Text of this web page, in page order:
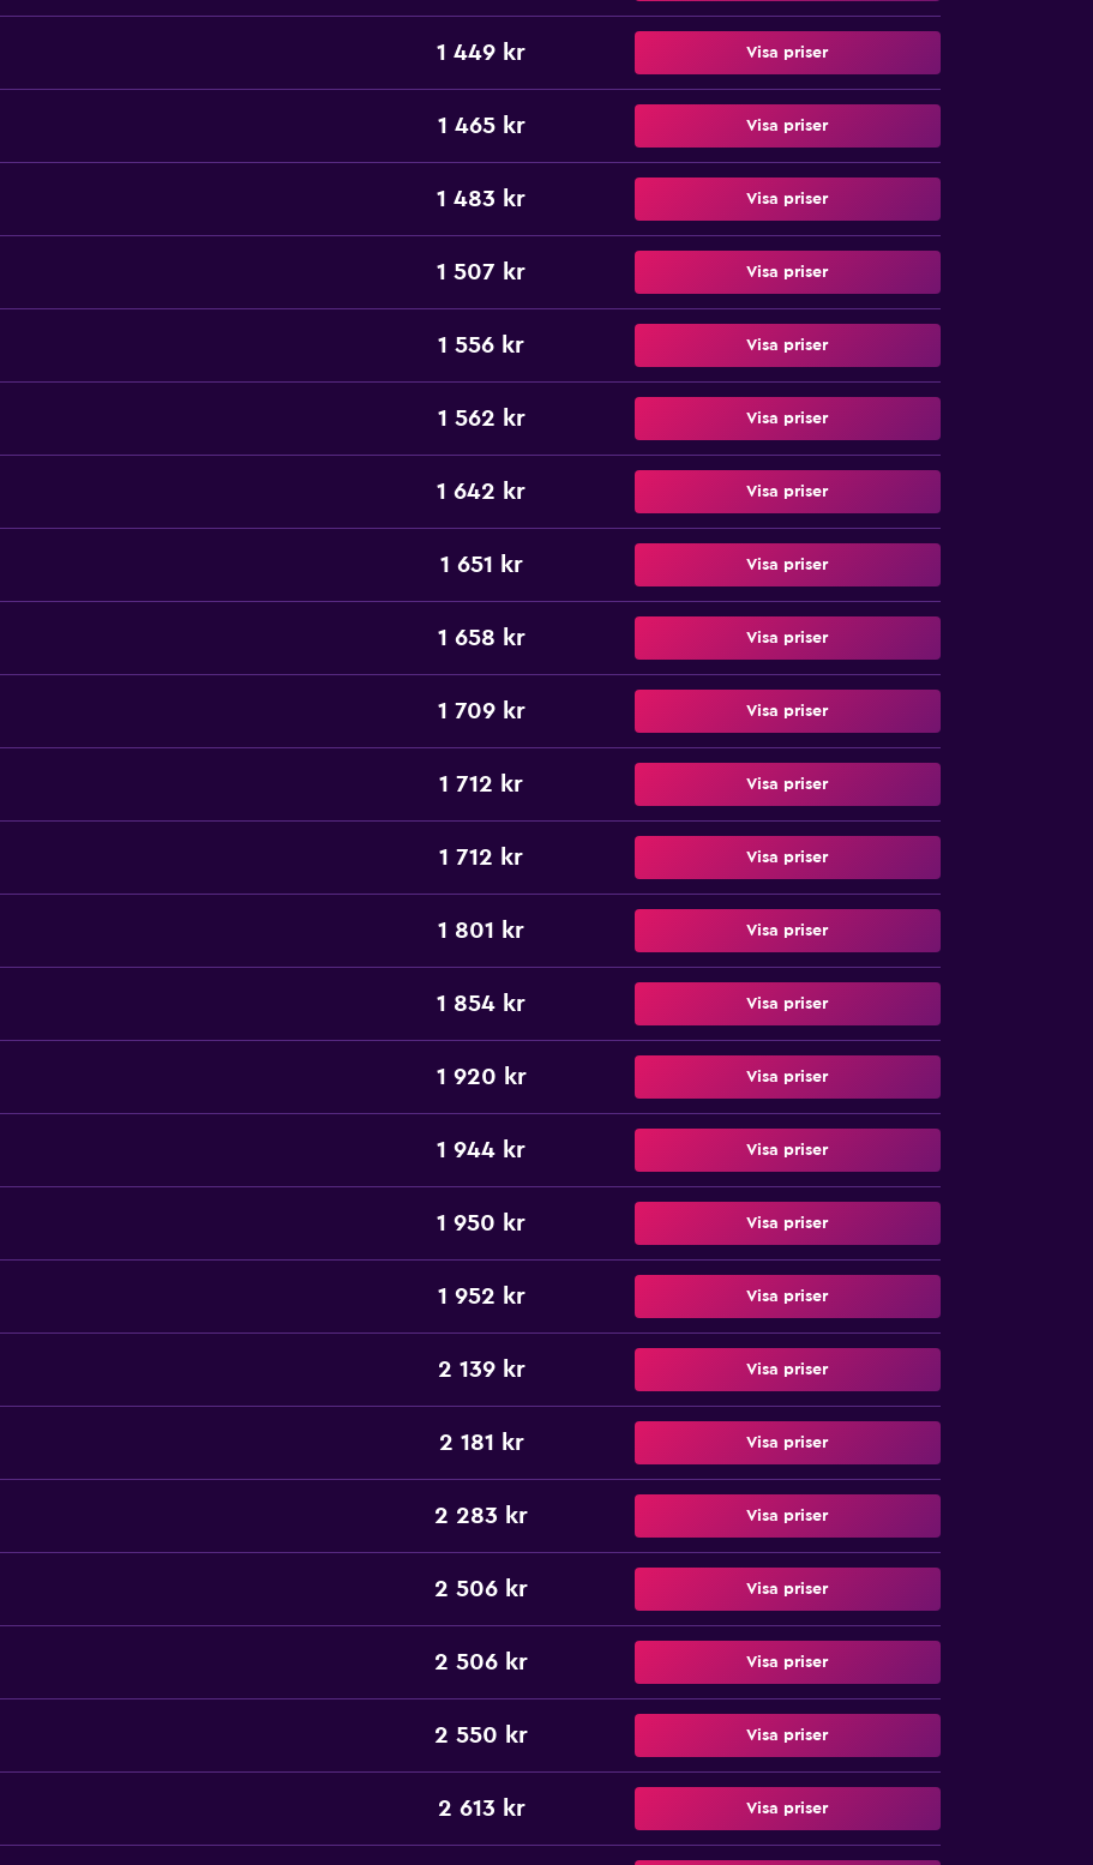
1 449 kr Visa priser
1 465 kr Visa priser
1 483 kr Visa priser
1 507 kr Visa priser
1 556 kr Visa priser
1 562 kr Visa priser
1 642 kr Visa priser
1 651 kr Visa priser
1 658 kr Visa priser
1 709 kr Visa priser
1 712 kr Visa priser
1 712 kr Visa priser
1 801 kr Visa priser
1 854 kr Visa priser
1 920 kr Visa priser
1 944 kr Visa priser
1 950 kr Visa priser
1 952 kr Visa priser
2 139 kr Visa priser
2 181 kr Visa priser
2 283 kr Visa priser
2 506 kr Visa priser
2 506 kr Visa priser
2 550 kr Visa priser
2 613 kr Visa priser